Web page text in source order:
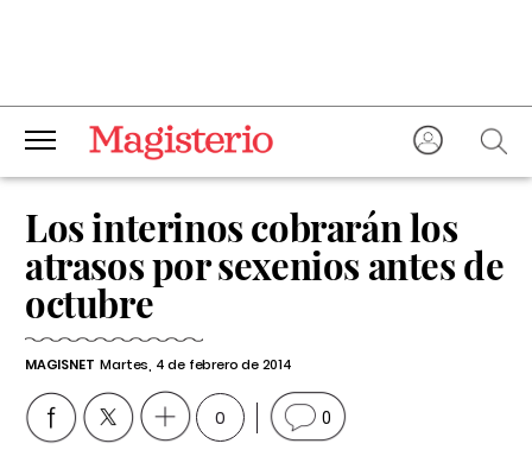
Los interinos cobrarán los
atrasos por sexenios antes de
octubre
MAGISNET Martes, 4 de febrero de 2014
0 0